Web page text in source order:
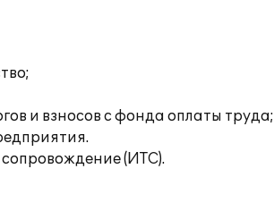
и взносов с фонда оплаты труда;
(ИТС).